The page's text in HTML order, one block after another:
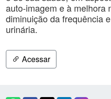
auto-imagem e à melhora
diminuição da frequência
urinária.
Acessar